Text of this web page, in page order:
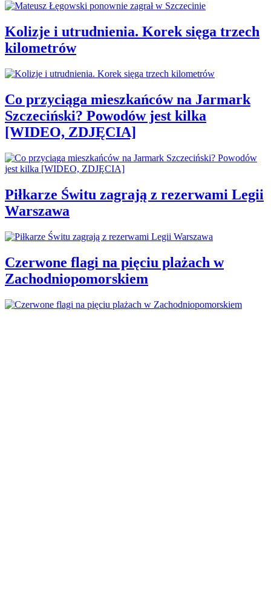
Kolizje i utrudnienia. Korek sięga trzech
kilometrów
Co przyciąga mieszkańców na Jarmark
Szczeciński? Powodów jest kilka
[WIDEO, ZDJĘCIA]
Piłkarze Świtu zagrają z rezerwami Legii
Warszawa
Czerwone flagi na pięciu plażach w
Zachodniopomorskiem